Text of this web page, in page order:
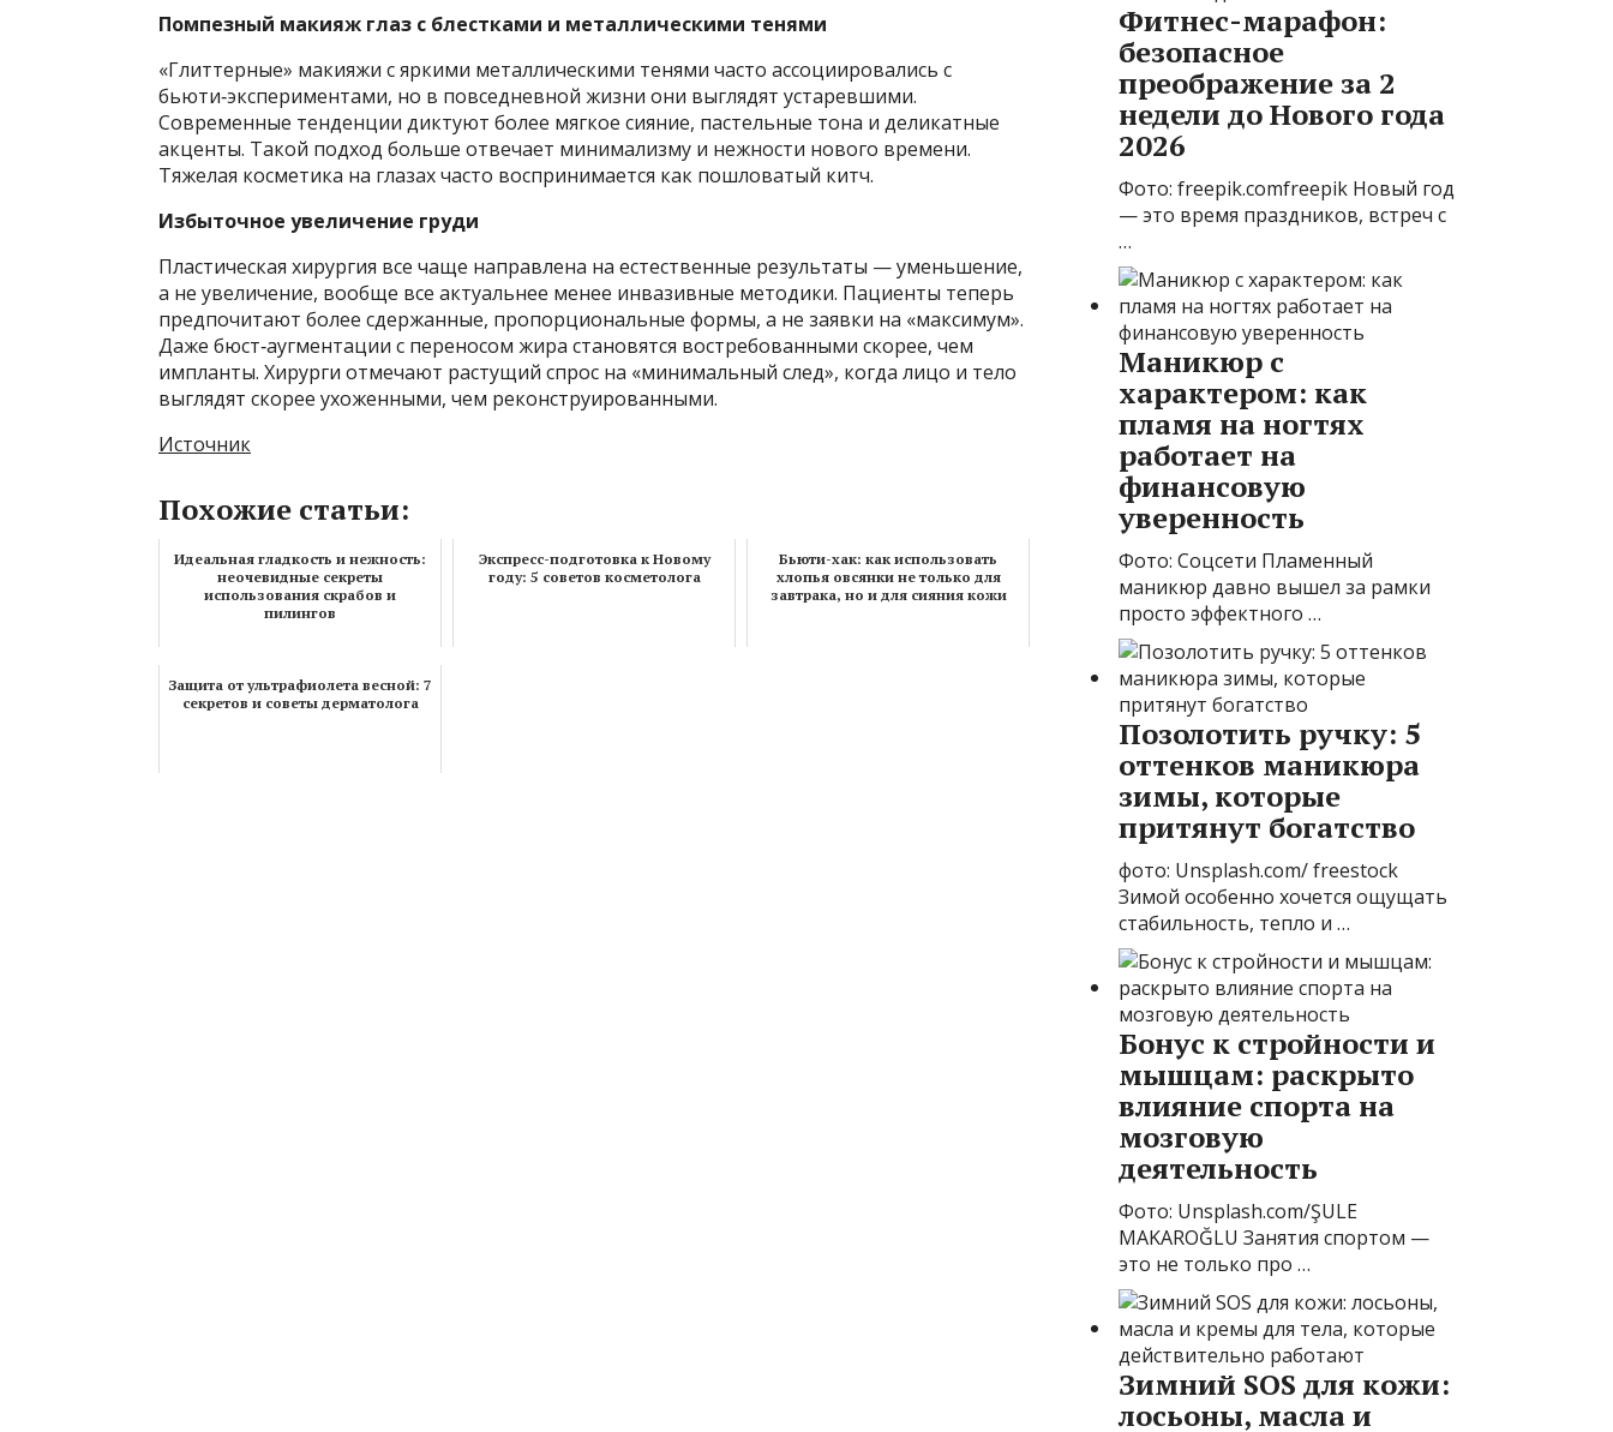
Помпезный макияж глаз с блестками и металлическими тенями
«Глиттерные» макияжи с яркими металлическими тенями часто ассоциировались с
бьюти‑экспериментами, но в повседневной жизни они выглядят устаревшими.
Современные тенденции диктуют более мягкое сияние, пастельные тона и деликатные
акценты. Такой подход больше отвечает минимализму и нежности нового времени.
Тяжелая косметика на глазах часто воспринимается как пошловатый китч.
Избыточное увеличение груди
Пластическая хирургия все чаще направлена на естественные результаты — уменьшение,
а не увеличение, вообще все актуальнее менее инвазивные методики. Пациенты теперь
предпочитают более сдержанные, пропорциональные формы, а не заявки на «максимум».
Даже бюст‑аугментации с переносом жира становятся востребованными скорее, чем
импланты. Хирурги отмечают растущий спрос на «минимальный след», когда лицо и тело
выглядят скорее ухоженными, чем реконструированными.
Источник
Похожие статьи:
Идеальная гладкость и нежность:
неочевидные секреты
использования скрабов и
пилингов
Экспресс-подготовка к Новому
году: 5 советов косметолога
Бьюти-хак: как использовать
хлопья овсянки не только для
завтрака, но и для сияния кожи
Защита от ультрафиолета весной: 7
секретов и советы дерматолога
Фитнес-марафон:
безопасное
преображение за 2
недели до Нового года
2026
Фото: freepik.comfreepik Новый год
— это время праздников, встреч с
…
Маникюр с
характером: как
пламя на ногтях
работает на
финансовую
уверенность
Фото: Соцсети Пламенный
маникюр давно вышел за рамки
просто эффектного …
Позолотить ручку: 5
оттенков маникюра
зимы, которые
притянут богатство
фото: Unsplash.com/ freestock
Зимой особенно хочется ощущать
стабильность, тепло и …
Бонус к стройности и
мышцам: раскрыто
влияние спорта на
мозговую
деятельность
Фото: Unsplash.com/ŞULE
MAKAROĞLU Занятия спортом —
это не только про …
Зимний SOS для кожи:
лосьоны, масла и